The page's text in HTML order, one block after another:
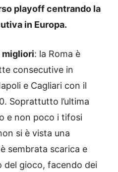
playoff centrando la
in Europa.
migliori: la Roma è
consecutive in
e Cagliari con il
Soprattutto l’ultima
e non poco i tifosi
si è vista una
sembrata scarica e
del gioco, facendo dei